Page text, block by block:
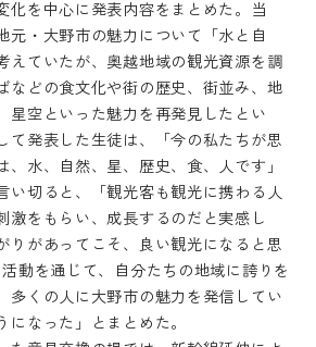
化を中心に発表内容をまとめた。当
元・大野市の魅力について「水と自
えていたが、奥越地域の観光資源を調
などの食文化や街の歴史、街並み、地
星空といった魅力を再発見したとい
て発表した生徒は、「今の私たちが思
、水、自然、星、歴史、食、人です」
い切ると、「観光客も観光に携わる人
激をもらい、成長するのだと実感し
りがあってこそ、良い観光になると思
動を通じて、自分たちの地域に誇りを
多くの人に大野市の魅力を発信してい
になった」とまとめた。